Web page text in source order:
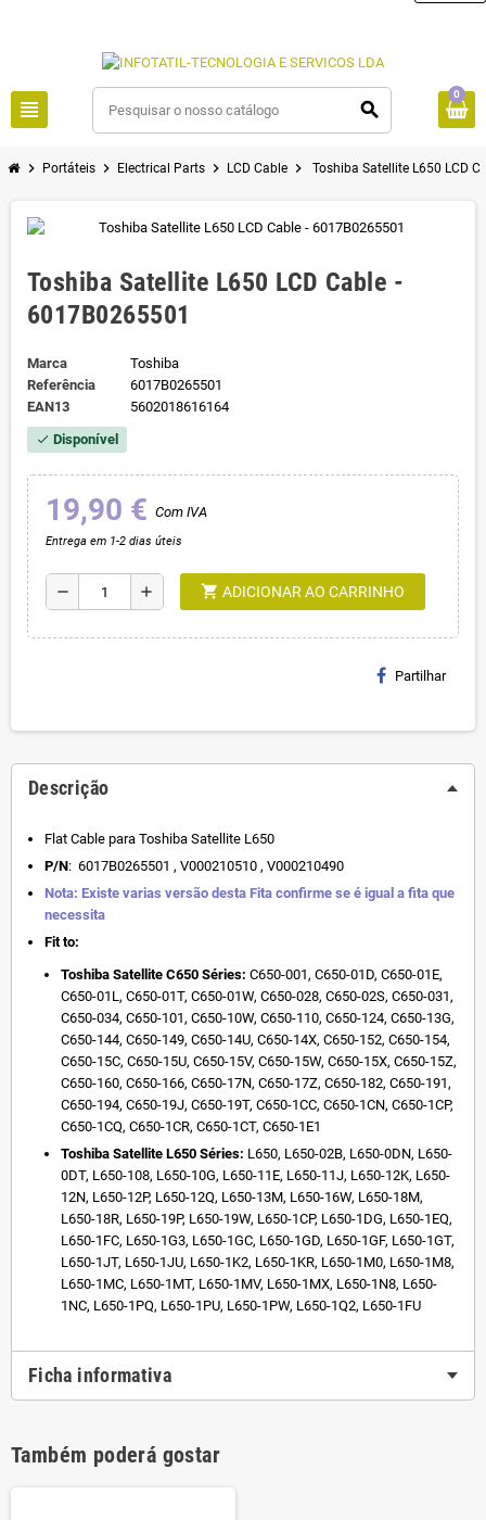
view_headline search
0
chevron_right Portáteis chevron_right Electrical Parts chevron_right LCD Cable chevron_right Toshiba Satellite L650 LCD
Toshiba Satellite L650 LCD Cable -
6017B0265501
Marca
Toshiba
Referência
6017B0265501
EAN13
5602018616164
check Disponível
19,90 € Com IVA
Entrega em 1-2 dias úteis
remove add shopping_cart ADICIONAR AO CARRINHO
Partilhar
Descrição
Flat Cable para Toshiba Satellite L650
P/N: 6017B0265501 , V000210510 , V000210490
Nota: Existe varias versão desta Fita confirme se é igual a fita que
necessita
Fit to:
Toshiba Satellite C650 Séries: C650-001, C650-01D, C650-01E,
C650-01L, C650-01T, C650-01W, C650-028, C650-02S, C650-031,
C650-034, C650-101, C650-10W, C650-110, C650-124, C650-13G,
C650-144, C650-149, C650-14U, C650-14X, C650-152, C650-154,
C650-15C, C650-15U, C650-15V, C650-15W, C650-15X, C650-15Z,
C650-160, C650-166, C650-17N, C650-17Z, C650-182, C650-191,
C650-194, C650-19J, C650-19T, C650-1CC, C650-1CN, C650-1CP,
C650-1CQ, C650-1CR, C650-1CT, C650-1E1
Toshiba Satellite L650 Séries: L650, L650-02B, L650-0DN, L650-
0DT, L650-108, L650-10G, L650-11E, L650-11J, L650-12K, L650-
12N, L650-12P, L650-12Q, L650-13M, L650-16W, L650-18M,
L650-18R, L650-19P, L650-19W, L650-1CP, L650-1DG, L650-1EQ,
L650-1FC, L650-1G3, L650-1GC, L650-1GD, L650-1GF, L650-1GT,
L650-1JT, L650-1JU, L650-1K2, L650-1KR, L650-1M0, L650-1M8,
L650-1MC, L650-1MT, L650-1MV, L650-1MX, L650-1N8, L650-
1NC, L650-1PQ, L650-1PU, L650-1PW, L650-1Q2, L650-1FU
Ficha informativa
Também poderá gostar